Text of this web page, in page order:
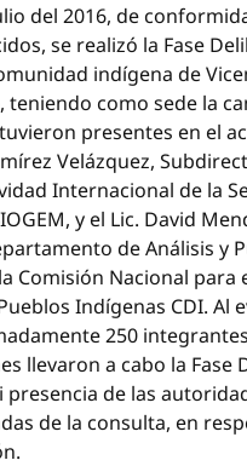
del 2016, de
se realizó la Fase
indígena de
como sede la
presentes en el
Velázquez,
Internacional de la
y el Lic. David
de Análisis y
Comisión Nacional para
Indígenas CDI. Al
250
llevaron a cabo la Fase
de las
de la consulta, en